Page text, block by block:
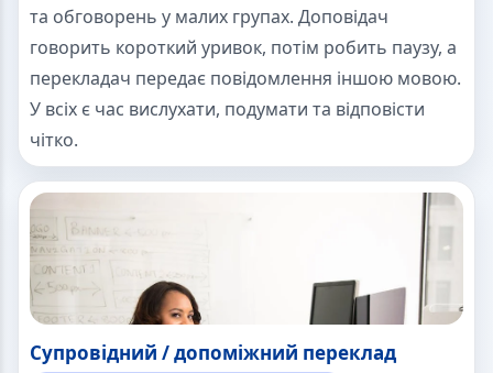
та обговорень у малих групах. Доповідач
говорить короткий уривок, потім робить паузу, а
перекладач передає повідомлення іншою мовою.
У всіх є час вислухати, подумати та відповісти
чітко.
Супровідний / допоміжний переклад